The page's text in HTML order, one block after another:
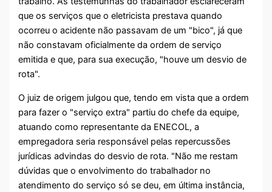
que os serviços que o eletricista prestava quando
ocorreu o acidente não passavam de um "bico", já que
não constavam oficialmente da ordem de serviço
emitida e que, para sua execução, "houve um desvio de
rota".
O juiz de origem julgou que, tendo em vista que a ordem
para fazer o "serviço extra" partiu do chefe da equipe,
atuando como representante da ENECOL, a
empregadora seria responsável pelas repercussões
jurídicas advindas do desvio de rota. "Não me restam
dúvidas que o envolvimento do trabalhador no
atendimento do serviço só se deu, em última instância,